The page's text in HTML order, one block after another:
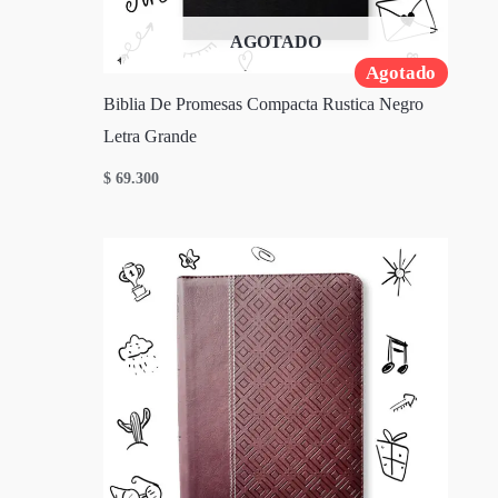
Agotado
AGOTADO
Biblia De Promesas Compacta Rustica Negro
Letra Grande
$ 69.300